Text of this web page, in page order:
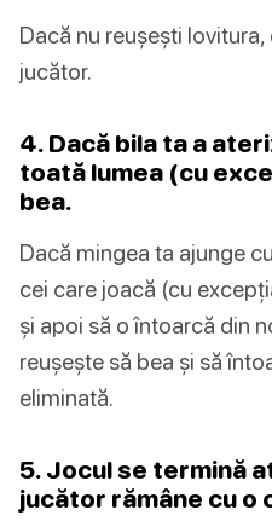
Dacă nu reușești
jucător.
4. Dacă bila ta a
toată lumea (cu
bea.
Dacă mingea ta ajunge
cei care joacă (cu
și apoi să o întoarcă din
reușește să bea și să
eliminată.
5. Jocul se termină
jucător rămâne cu o